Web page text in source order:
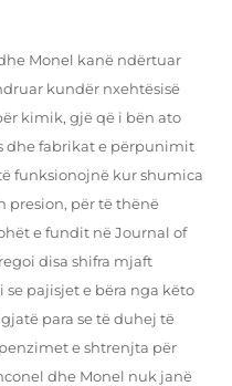
Monel kanë ndërtuar
kundër nxehtësisë
kimik, gjë që i bën ato
dhe fabrikat e përpunimit
funksionojnë kur shumica
presion, për të thënë
e fundit në Journal of
disa shifra mjaft
pajisjet e bëra nga këto
para se të duhej të
e shtrenjta për
dhe Monel nuk janë